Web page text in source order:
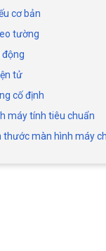
cơ bản
tường
động
tử
cố định
máy tính tiêu chuẩn
thước màn hình máy